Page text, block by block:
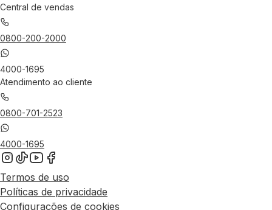
Central de vendas
0800-200-2000
4000-1695
Atendimento ao cliente
0800-701-2523
4000-1695
Termos de uso
Políticas de privacidade
Configurações de cookies